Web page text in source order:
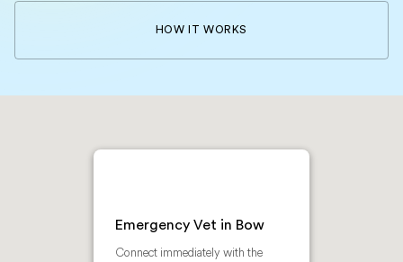
HOW IT WORKS
Emergency Vet in Bow
Connect immediately with the